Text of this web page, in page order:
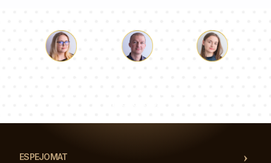
ESPEJOMAT